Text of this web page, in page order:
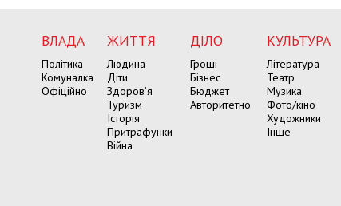
ВЛАДА
Політика
Комуналка
Офіційно
ЖИТТЯ
Людина
Діти
Здоров’я
Туризм
Історія
Притрафунки
Війна
ДІЛО
Гроші
Бізнес
Бюджет
Авторитетно
КУЛЬТУРА
Література
Театр
Музика
Фото/кіно
Художники
Інше